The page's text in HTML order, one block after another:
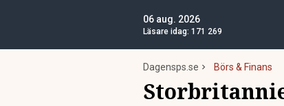
06 aug. 2026
Läsare idag: 171 269
Dagensps.se Börs & Finans